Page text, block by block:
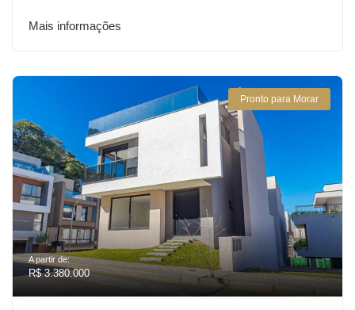
Mais informações
Pronto para Morar
A partir de:
R$ 3.380.000